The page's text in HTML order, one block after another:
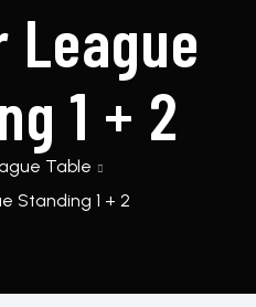
League
1 + 2
Table
Standing 1 + 2